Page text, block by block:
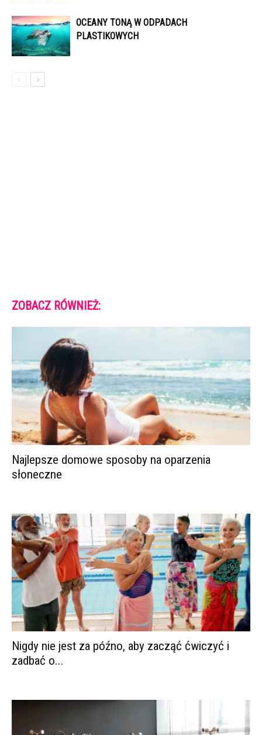
OCEANY TONĄ W ODPADACH
PLASTIKOWYCH
ZOBACZ RÓWNIEŻ:
Najlepsze domowe sposoby na oparzenia
słoneczne
Nigdy nie jest za późno, aby zacząć ćwiczyć i
zadbać o...